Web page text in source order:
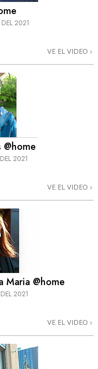
2021
VE EL VIDEO
2021
VE EL VIDEO
Maria @home
2021
VE EL VIDEO